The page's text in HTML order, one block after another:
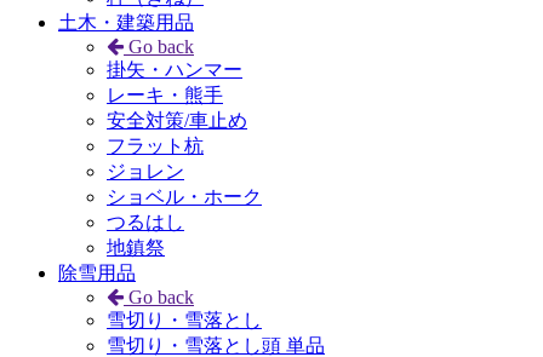
土木・建築用品
Go back
掛矢・ハンマー
レーキ・熊手
安全対策/車止め
フラット杭
ジョレン
ショベル・ホーク
つるはし
地鎮祭
除雪用品
Go back
雪切り・雪落とし
雪切り・雪落とし頭 単品